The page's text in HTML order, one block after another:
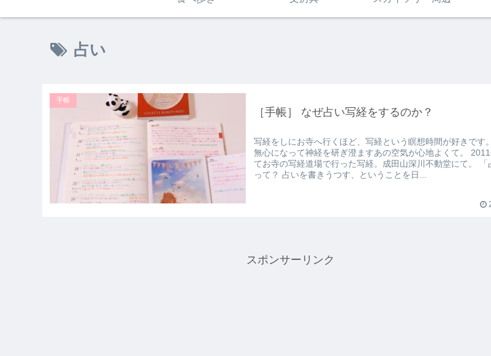
占い
手帳
［手帳］ なぜ占い写経をするのか？
写経をしにお寺へ行くほど、写経という瞑想時間が好きです
無心になって神経を研ぎ澄ますあの空気が心地よくて。
てお寺の写経道場で行った写経。成田山深川不動堂にて。 「
って？ 占いを書きうつす、ということを日...
スポンサーリンク